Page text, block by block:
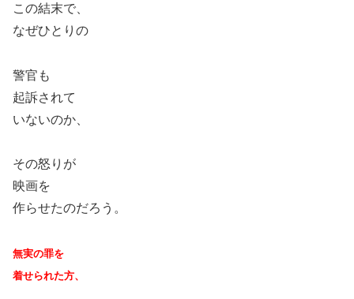
この結末で、
なぜひとりの
警官も
起訴されて
いないのか、
その怒りが
映画を
作らせたのだろう。
無実の罪を
着せられた方、